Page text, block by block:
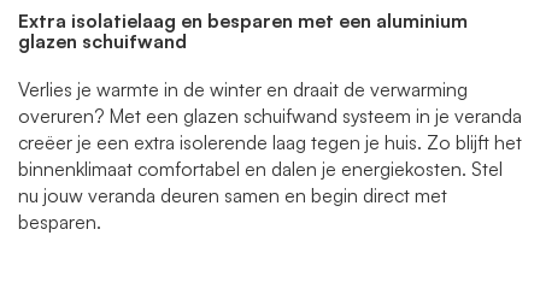
Extra isolatielaag en besparen met een aluminium
glazen schuifwand
Verlies je warmte in de winter en draait de verwarming
overuren? Met een glazen schuifwand systeem in je veranda
creëer je een extra isolerende laag tegen je huis. Zo blijft het
binnenklimaat comfortabel en dalen je energiekosten. Stel
nu jouw veranda deuren samen en begin direct met
besparen.